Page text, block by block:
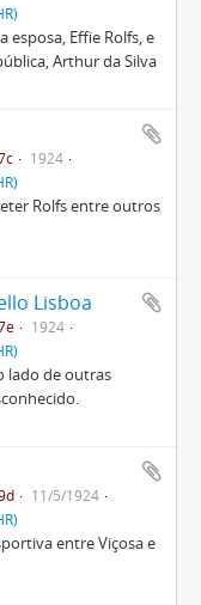
esposa, Effie Rolfs, e
Arthur da Silva
1924
Rolfs entre outros
Lisboa
1924
lado de outras
11/5/1924
entre Viçosa e